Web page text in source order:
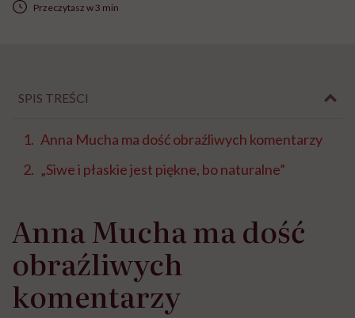
Przeczytasz w 3 min
SPIS TREŚCI
Anna Mucha ma dość obraźliwych komentarzy
„Siwe i płaskie jest piękne, bo naturalne”
Anna Mucha ma dość
obraźliwych
komentarzy